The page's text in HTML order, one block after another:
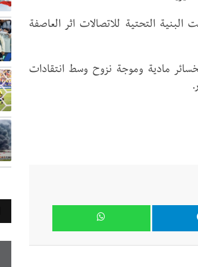
التحتية للاتصالات اثر العاصفة
مادية وموجة نزوح وسط انتقادات